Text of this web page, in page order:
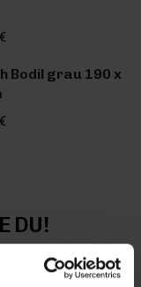
Bodil grau 190 x
DU!
genau dein Stil in
alles so, wie